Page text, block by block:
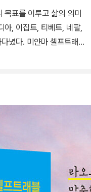
목표를 이루고 삶의 의미
아, 이집트, 티베트, 네팔,
셀프트래